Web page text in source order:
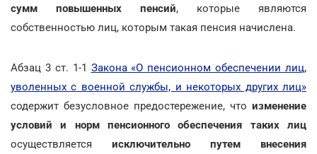
сумм повышенных пенсий, которые являются
собственностью лиц, которым такая пенсия начислена.
Абзац 3 ст. 1-1 Закона «О пенсионном обеспечении лиц,
уволенных с военной службы, и некоторых других лиц»
содержит безусловное предостережение, что изменение
условий и норм пенсионного обеспечения таких лиц
осуществляется исключительно путем внесения